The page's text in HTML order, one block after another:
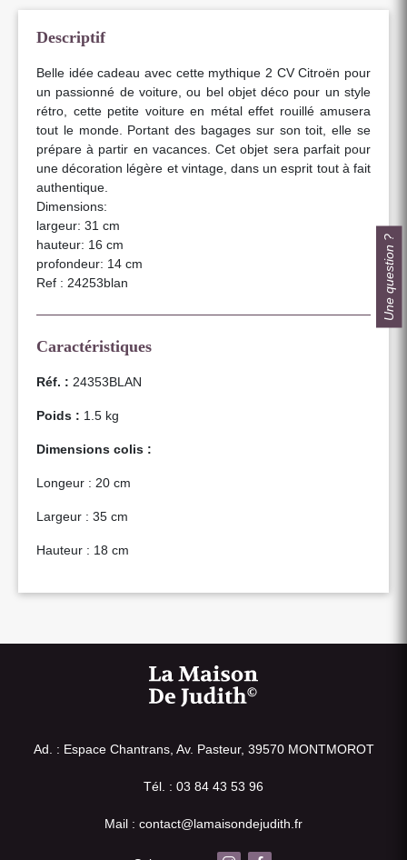
Descriptif
Belle idée cadeau avec cette mythique 2 CV Citroën pour
un passionné de voiture, ou bel objet déco pour un style
rétro, cette petite voiture en métal effet rouillé amusera
tout le monde. Portant des bagages sur son toit, elle se
prépare à partir en vacances. Cet objet sera parfait pour
une décoration légère et vintage, dans un esprit tout à fait
authentique.
Dimensions:
largeur: 31 cm
hauteur: 16 cm
profondeur: 14 cm
Ref : 24253blan
Caractéristiques
Réf. : 24353BLAN
Poids : 1.5 kg
Dimensions colis :
Longeur : 20 cm
Largeur : 35 cm
Hauteur : 18 cm
Ad. : Espace Chantrans, Av. Pasteur, 39570 MONTMOROT
Tél. : 03 84 43 53 96
Mail : contact@lamaisondejudith.fr
Une question ?